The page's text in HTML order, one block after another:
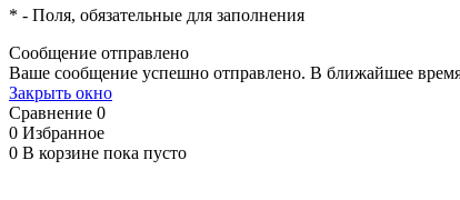
* - Поля, обязательные для заполнения
Сообщение отправлено
Ваше сообщение успешно отправлено. В ближайшее
Закрыть окно
Сравнение 0
0 Избранное
0 В корзине пока пусто